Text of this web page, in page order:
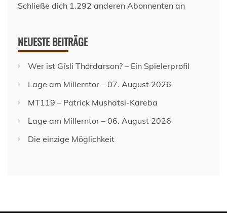
Schließe dich 1.292 anderen Abonnenten an
NEUESTE BEITRÄGE
Wer ist Gísli Thórdarson? – Ein Spielerprofil
Lage am Millerntor – 07. August 2026
MT119 – Patrick Mushatsi-Kareba
Lage am Millerntor – 06. August 2026
Die einzige Möglichkeit